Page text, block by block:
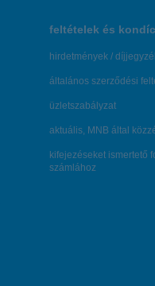
feltételek és
hirdetmények /
általános szerződési
üzletszabályzat
aktuális, MNB által
kifejezéseket ismertető
számlához